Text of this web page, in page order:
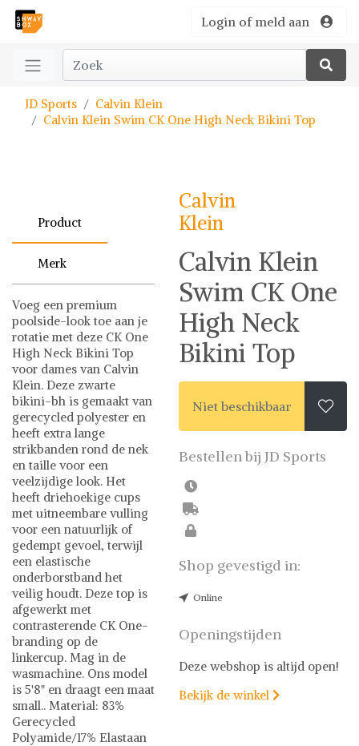
Login of meld aan
JD Sports
Calvin Klein
Calvin Klein Swim CK One High Neck Bikini Top
Product
Merk
Voeg een premium
poolside-look toe aan je
rotatie met deze CK One
High Neck Bikini Top
voor dames van Calvin
Klein. Deze zwarte
bikini-bh is gemaakt van
gerecycled polyester en
heeft extra lange
strikbanden rond de nek
en taille voor een
veelzijdige look. Het
heeft driehoekige cups
met uitneembare vulling
voor een natuurlijk of
gedempt gevoel, terwijl
een elastische
onderborstband het
veilig houdt. Deze top is
afgewerkt met
contrasterende CK One-
branding op de
linkercup. Mag in de
wasmachine. Ons model
is 5'8" en draagt een maat
small.. Material: 83%
Gerecycled
Polyamide/17% Elastaan
Calvin
Klein
Calvin Klein
Swim CK One
High Neck
Bikini Top
Niet beschikbaar 
Bestellen bij JD Sports
Shop gevestigd in:
Online
Openingstijden
Deze webshop is altijd open!
Bekijk de winkel 